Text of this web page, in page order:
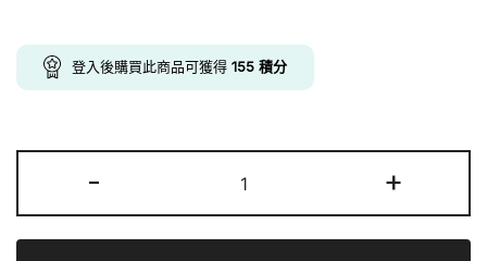
登入後購買此商品可獲得 155 積分
-
他
港
式
+